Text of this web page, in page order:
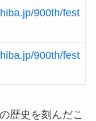
900th/fest
900th/fest
歴史を刻んだこ